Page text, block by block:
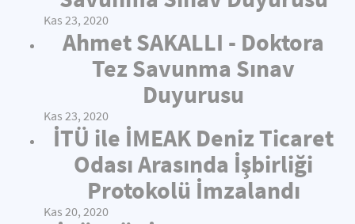
Kas 23, 2020
Ahmet SAKALLI - Doktora
Tez Savunma Sınav
Duyurusu
Kas 23, 2020
İTÜ ile İMEAK Deniz Ticaret
Odası Arasında İşbirliği
Protokolü İmzalandı
Kas 20, 2020